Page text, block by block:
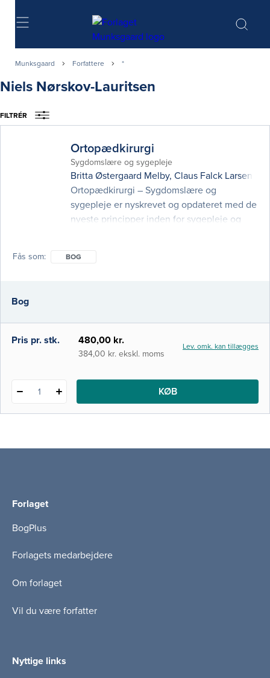
Søg
Munksgaard Forfattere *
Niels Nørskov-Lauritsen
FILTRÉR
Ortopædkirurgi
Sygdomslære og sygepleje
Britta Østergaard Melby, Claus Falck Larsen
Ortopædkirurgi – Sygdomslære og
sygepleje er nyskrevet og opdateret med de
nyeste principper inden for sygepleje og
forfattere har bidraget med deres
postoperativ sygepleje til den
ortopædkirurgiske patient. Der
Fås som BOG
Bog
Pris pr. stk. 480,00 kr.
384,00 kr. ekskl. moms
Lev. omk. kan tillægges
1 KØB
Forlaget
BogPlus
Forlagets medarbejdere
Om forlaget
Vil du være forfatter
Nyttige links